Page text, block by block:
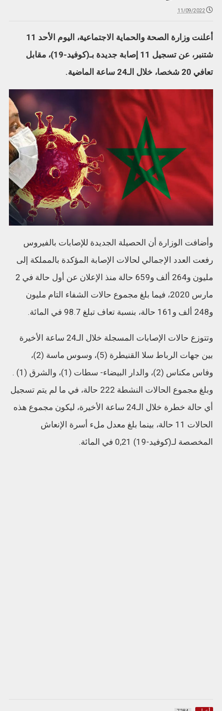
11/09/2022
أعلنت وزارة الصحة والحماية الاجتماعية، اليوم الأحد 11
شتنبر، عن تسجيل 11 إصابة جديدة بـ(كوفيد-19)، مقابل
تعافي 20 شخصا، خلال الـ24 ساعة الماضية.
وأضافت الوزارة أن الحصيلة الجديدة للإصابات بالفيروس
رفعت العدد الإجمالي لحالات الإصابة المؤكدة بالمملكة إلى
مليون و264 ألف و659 حالة منذ الإعلان عن أول حالة في 2
مارس 2020، فيما بلغ مجموع حالات الشفاء التام مليون
و248 ألف و161 حالة، بنسبة تعاف تبلغ 98.7 في المائة.
وتتوزع حالات الإصابات المسجلة خلال الـ24 ساعة الأخيرة
بين جهات الرباط سلا القنيطرة (5)، وسوس ماسة (2)،
وفاس مكناس (2)، والدار البيضاء- سطات (1)، والشرق (1) .
وبلغ مجموع الحالات النشطة 222 حالة، في ما لم يتم تسجيل
أي حالة خطرة خلال الـ24 ساعة الأخيرة، ليكون مجموع هذه
الحالات 11 حالة، بينما بلغ معدل ملء أسرة الإنعاش
المخصصة لـ(كوفيد-19) 0,21 في المائة.